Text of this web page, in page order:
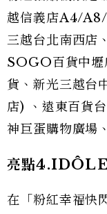
越信義店A4/A8/
三越台北南西店
SOGO百貨中壢
貨、新光三越
店) 、遠東百貨
神巨蛋購物廣場
亮點4.IDÔLE
在「粉紅幸福快